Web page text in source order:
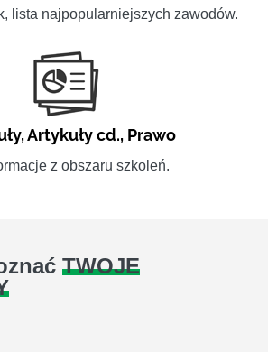
lista najpopularniejszych zawodów.
,Artykuły cd., Prawo
z obszaru szkoleń.
TWOJE